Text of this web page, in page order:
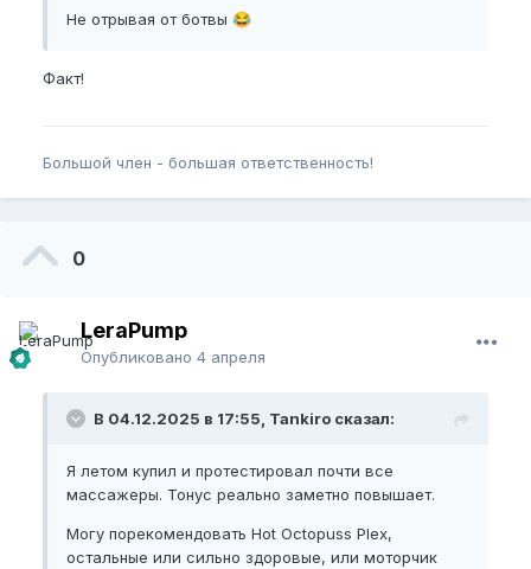
Не отрывая от ботвы 😂
Факт!
Большой член - большая ответственность!
0
LeraPump
Опубликовано 4 апреля
В 04.12.2025 в 17:55, Tankiro сказал:
Я летом купил и протестировал почти все
массажеры. Тонус реально заметно повышает.
Могу порекомендовать Hot Octopuss Plex,
остальные или сильно здоровые, или моторчик